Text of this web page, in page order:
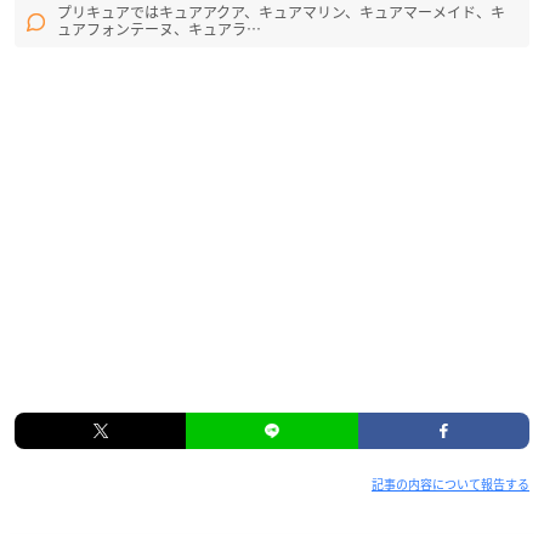
プリキュアではキュアアクア、キュアマリン、キュアマーメイド、キ
ュアフォンテーヌ、キュアラ…
記事の内容について報告する